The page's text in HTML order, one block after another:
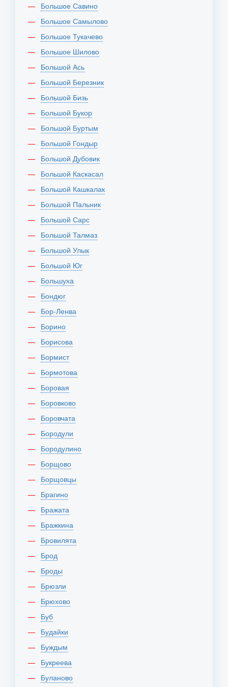
Большое Савино
Большое Самылово
Большое Тукачево
Большое Шилово
Большой Ась
Большой Березник
Большой Бизь
Большой Букор
Большой Буртым
Большой Гондыр
Большой Дубовик
Большой Каскасал
Большой Кашкалак
Большой Пальник
Большой Сарс
Большой Талмаз
Большой Улык
Большой Юг
Большуха
Бондюг
Бор-Ленва
Борино
Борисова
Бормист
Бормотова
Боровая
Боровково
Боровчата
Бородули
Бородулино
Борщово
Борщовцы
Брагино
Бражата
Бражкина
Бровилята
Брод
Броды
Брюзли
Брюхово
Буб
Будайки
Буждым
Букреева
Буланово